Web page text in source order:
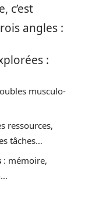
c’est
angles :
:
musculo-
ressources,
tâches…
: mémoire,